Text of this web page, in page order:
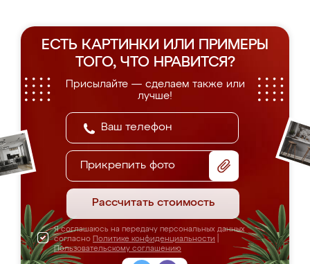
ЕСТЬ КАРТИНКИ ИЛИ ПРИМЕРЫ
ТОГО, ЧТО НРАВИТСЯ?
Присылайте — сделаем также или
лучше!
Прикрепить фото
Рассчитать стоимость
Я соглашаюсь на передачу персональных данных
согласно Политике конфиденциальности
Пользовательскому соглашению